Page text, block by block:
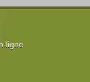
ligne